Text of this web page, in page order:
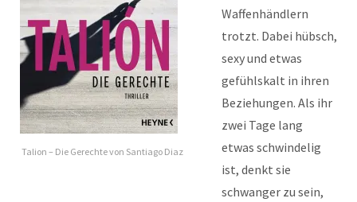
Talion – Die Gerechte von Santiago Diaz
Waffenhändlern
trotzt. Dabei hübsch,
sexy und etwas
gefühlskalt in ihren
Beziehungen. Als ihr
zwei Tage lang
etwas schwindelig
ist, denkt sie
schwanger zu sein,